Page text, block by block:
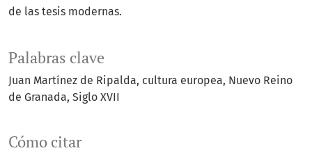
Palabras clave
Juan Martínez de Ripalda cultura europea Nuevo Reino
de Granada Siglo XVII
Cómo citar
de las tesis modernas.